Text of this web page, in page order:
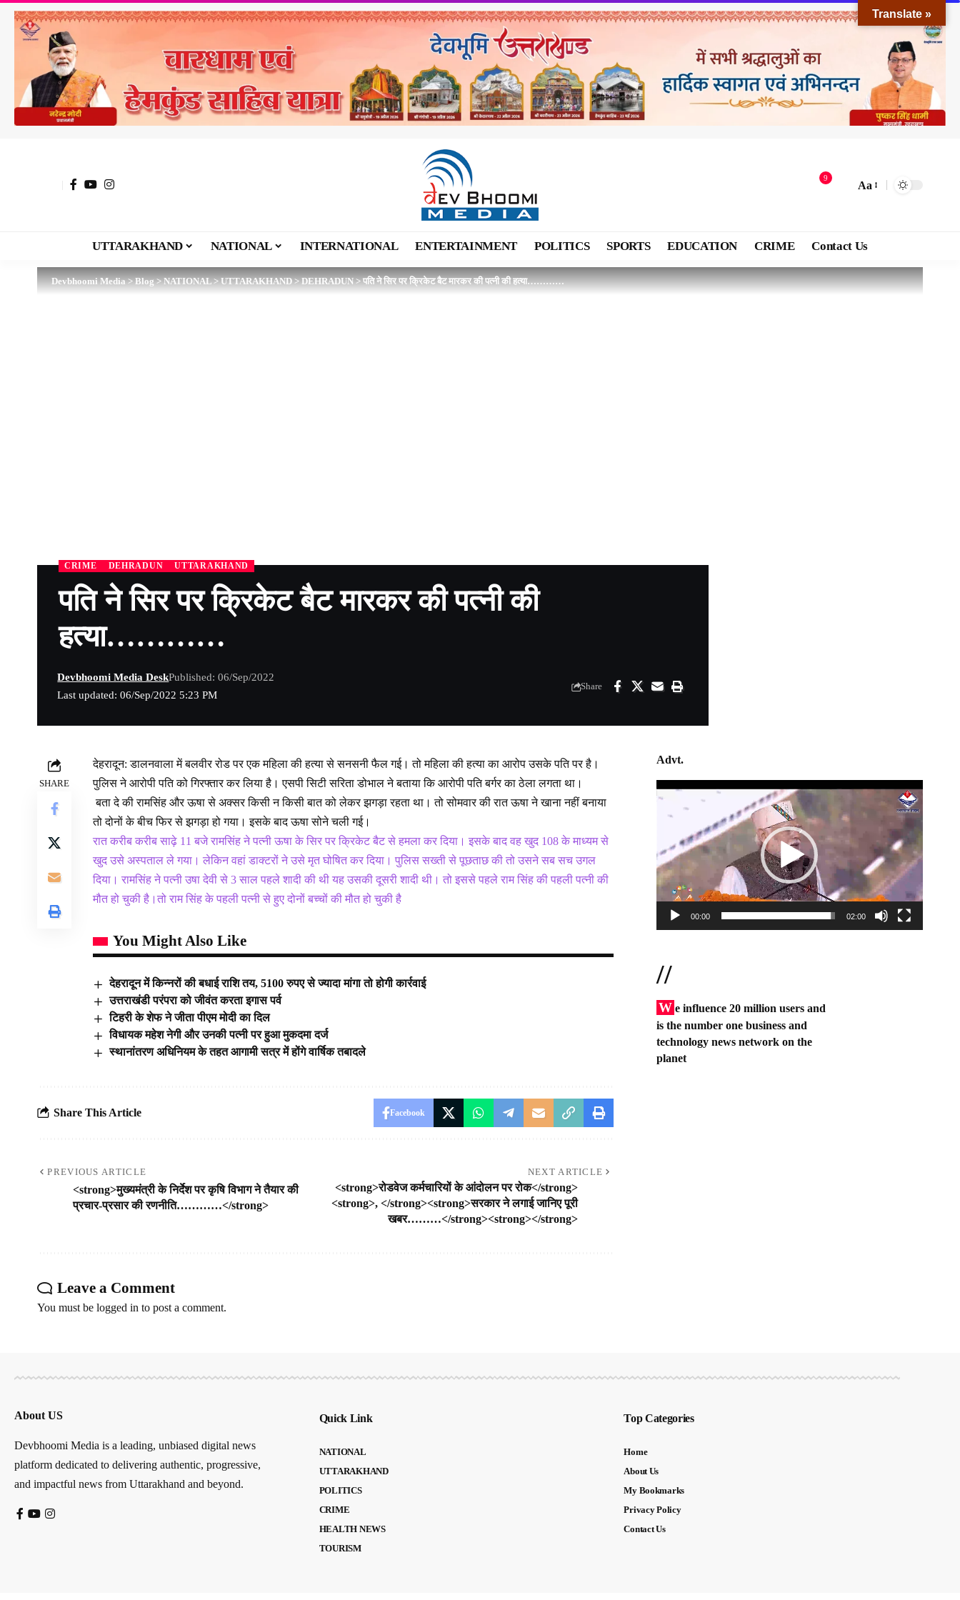
9
Aa
UTTARAKHAND NATIONAL INTERNATIONAL ENTERTAINMENT POLITICS SPORTS EDUCATION CRIME Contact Us
Devbhoomi Media>Blog>NATIONAL>UTTARAKHAND>DEHRADUN>पति ने सिर पर क्रिकेट बैट मारकर की पत्नी की हत्या…………
CRIME DEHRADUN UTTARAKHAND
पति ने सिर पर क्रिकेट बैट मारकर की पत्नी की
हत्या…………
Last updated: 06/Sep/2022 5:23 PM
Devbhoomi Media DeskPublished: 06/Sep/2022
Share
SHARE
देहरादून: डालनवाला में बलवीर रोड पर एक महिला की हत्या से सनसनी फैल गई। तो महिला की हत्या का आरोप उसके पति पर है।
पुलिस ने आरोपी पति को गिरफ्तार कर लिया है। एसपी सिटी सरिता डोभाल ने बताया कि आरोपी पति बर्गर का ठेला लगता था।
बता दे की रामसिंह और ऊषा से अक्सर किसी न किसी बात को लेकर झगड़ा रहता था। तो सोमवार की रात ऊषा ने खाना नहीं बनाया
तो दोनों के बीच फिर से झगड़ा हो गया। इसके बाद ऊषा सोने चली गई।
रात करीब करीब साढ़े 11 बजे रामसिंह ने पत्नी ऊषा के सिर पर क्रिकेट बैट से हमला कर दिया। इसके बाद वह खुद 108 के माध्यम से
खुद उसे अस्पताल ले गया। लेकिन वहां डाक्टरों ने उसे मृत घोषित कर दिया। पुलिस सख्ती से पूछताछ की तो उसने सब सच उगल
दिया। रामसिंह ने पत्नी उषा देवी से 3 साल पहले शादी की थी यह उसकी दूसरी शादी थी। तो इससे पहले राम सिंह की पहली पत्नी की
मौत हो चुकी है।तो राम सिंह के पहली पत्नी से हुए दोनों बच्चों की मौत हो चुकी है
You Might Also Like
देहरादून में किन्नरों की बधाई राशि तय, 5100 रुपए से ज्यादा मांगा तो होगी कार्रवाई
उत्तराखंडी परंपरा को जीवंत करता इगास पर्व
टिहरी के शेफ ने जीता पीएम मोदी का दिल
विधायक महेश नेगी और उनकी पत्नी पर हुआ मुकदमा दर्ज
स्थानांतरण अधिनियम के तहत आगामी सत्र में होंगे वार्षिक तबादले
Share This Article Facebook
PREVIOUS ARTICLE
<strong>मुख्यमंत्री के निर्देश पर कृषि विभाग ने तैयार की
प्रचार-प्रसार की रणनीति…………</strong>
NEXT ARTICLE
<strong>रोडवेज कर्मचारियों के आंदोलन पर रोक</strong>
<strong>, </strong><strong>सरकार ने लगाई जानिए पूरी
खबर………</strong><strong></strong>
Leave a Comment
You must be logged in to post a comment.
Advt.
Video
00:00 02:00
//
W e influence 20 million users and
is the number one business and
technology news network on the
planet
About US
Devbhoomi Media is a leading, unbiased digital news
platform dedicated to delivering authentic, progressive,
and impactful news from Uttarakhand and beyond.
Quick Link
NATIONAL
UTTARAKHAND
POLITICS
CRIME
HEALTH NEWS
TOURISM
Top Categories
Home
About Us
My Bookmarks
Privacy Policy
Contact Us
Translate »